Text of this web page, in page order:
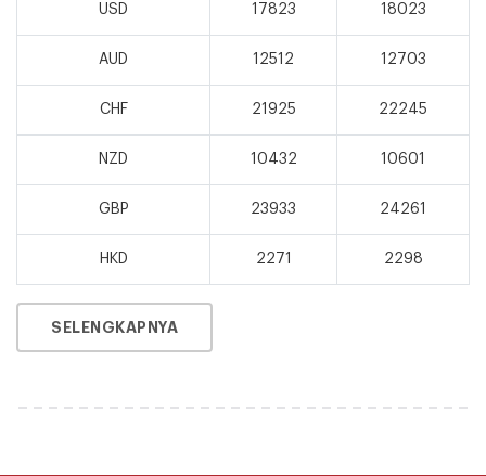
USD 17823 18023
AUD 12512 12703
CHF 21925 22245
NZD 10432 10601
GBP 23933 24261
HKD 2271 2298
SELENGKAPNYA